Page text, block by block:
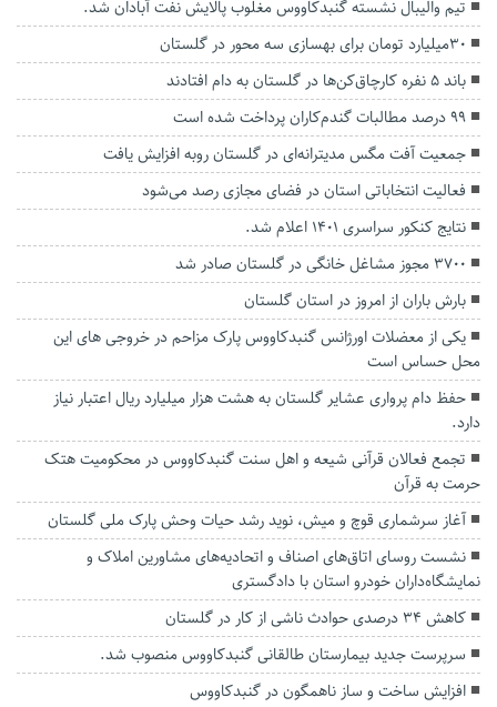
تیم والیبال نشسته گنبدکاووس مغلوب پالایش نفت آبادان شد.
۳۰میلیارد تومان برای بهسازی سه محور در گلستان
باند ۵ نفره کارچاق‌کن‌ها در گلستان به دام افتادند
۹۹ درصد مطالبات گندم‌کاران پرداخت شده است
جمعیت آفت مگس مدیترانه‌ای در گلستان روبه افزایش یافت
فعالیت انتخاباتی استان در فضای مجازی رصد می‌شود
نتایج کنکور سراسری ۱۴۰۱ اعلام شد.
۳۷۰۰ مجوز مشاغل خانگی در گلستان صادر شد
بارش باران از امروز در استان گلستان
یکی از معضلات اورژانس گنبدکاووس پارک مزاحم در خروجی های این
محل حساس است
حفظ دام پرواری عشایر گلستان به هشت هزار میلیارد ریال اعتبار نیاز
دارد.
تجمع فعالان قرآنی شیعه و اهل سنت گنبدکاووس در محکومیت هتک
حرمت به قرآن
آغاز سرشماری قوچ و میش، نوید رشد حیات وحش پارک ملی گلستان
نشست روسای اتاق‌های اصناف و اتحادیه‌های مشاورین املاک و
نمایشگاه‌داران خودرو استان با دادگستری
کاهش ۳۴ درصدی حوادث ناشی از کار در گلستان
سرپرست جدید بیمارستان طالقانی گنبدکاووس منصوب شد.
افزایش ساخت و ساز ناهمگون در گنبدکاووس